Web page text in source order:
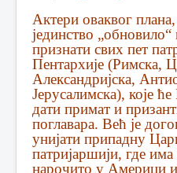
Актери оваквог
јединство „обновило“
признати свих пет
Пентархије (Римска,
Александријска,
Јерусалимска), које
дати примат и
поглавара. Већ је
унијати припадну
патријаршији, где
нарочито у Америци